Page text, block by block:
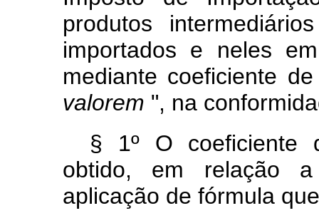
produtos
importados e neles
mediante coeficiente
valorem ", na
§ 1º O coeficiente
obtido, em relação
aplicação de fórmula